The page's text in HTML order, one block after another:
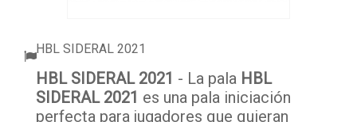
HBL SIDERAL 2021
HBL SIDERAL 2021 - La pala HBL
SIDERAL 2021 es una pala iniciación
perfecta para jugadores que quieran